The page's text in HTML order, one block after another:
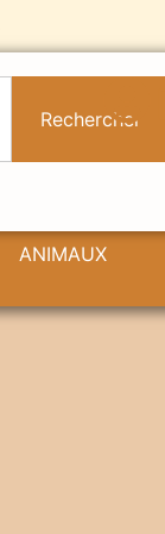
Rechercher
ANIMAUX